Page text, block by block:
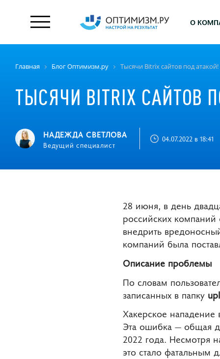
О
Главная Блог Оптимизм.ру Тысячи Bitrix сайтов под
ТЫСЯЧИ BITRIX САЙТОВ
НАДЕЖДА СВЕТЛОВА
Ведущий специалист
04.07.2022 в 18:41
28 июня, в день
российских компаний
внедрить
компаний была
Описание проблемы
По словам
записанных в папку
Хакерское нападение
Эта ошибка — общая
2022 года. Несмотря
это стало фатальным